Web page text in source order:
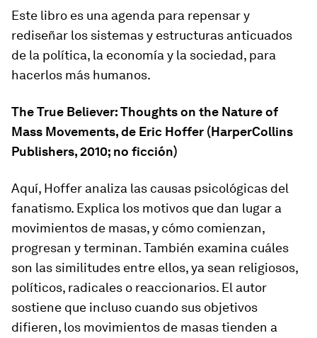
Este libro es una agenda para repensar y
rediseñar los sistemas y estructuras anticuados
de la política, la economía y la sociedad, para
hacerlos más humanos.
The True Believer: Thoughts on the Nature of
Mass Movements, de Eric Hoffer (HarperCollins
Publishers, 2010; no ficción)
Aquí, Hoffer analiza las causas psicológicas del
fanatismo. Explica los motivos que dan lugar a
movimientos de masas, y cómo comienzan,
progresan y terminan. También examina cuáles
son las similitudes entre ellos, ya sean religiosos,
políticos, radicales o reaccionarios. El autor
sostiene que incluso cuando sus objetivos
difieren, los movimientos de masas tienden a